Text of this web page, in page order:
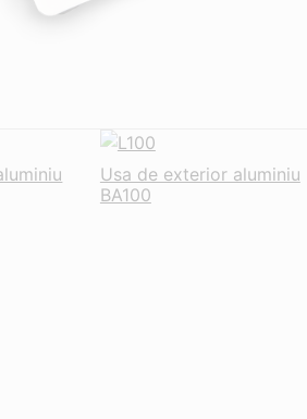
Usa de exterior aluminiu
BA100